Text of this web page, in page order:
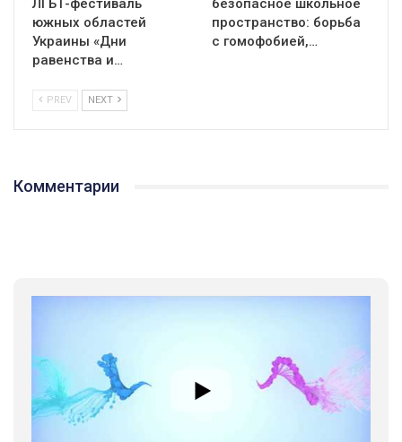
ЛГБТ-фестиваль
южных областей
Украины «Дни
равенства и…
безопасное школьное
пространство: борьба
с гомофобией,…
PREV NEXT
Комментарии